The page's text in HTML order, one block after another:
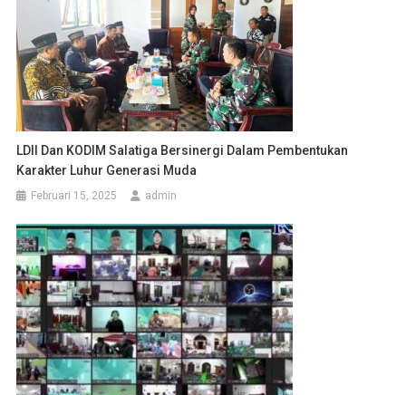
LDII Dan KODIM Salatiga Bersinergi Dalam Pembentukan
Karakter Luhur Generasi Muda
Februari 15, 2025 admin